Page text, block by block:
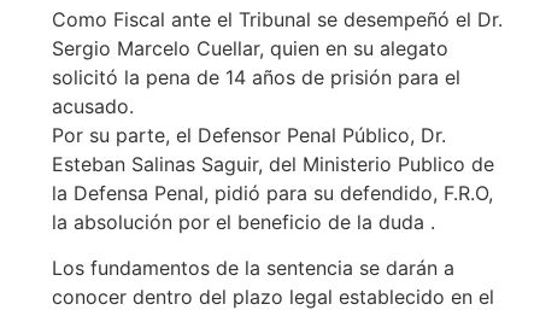
Como Fiscal ante el Tribunal se desempeñó el Dr.
Sergio Marcelo Cuellar, quien en su alegato
solicitó la pena de 14 años de prisión para el
acusado.
Por su parte, el Defensor Penal Público, Dr.
Esteban Salinas Saguir, del Ministerio Publico de
la Defensa Penal, pidió para su defendido, F.R.O,
la absolución por el beneficio de la duda .
Los fundamentos de la sentencia se darán a
conocer dentro del plazo legal establecido en el